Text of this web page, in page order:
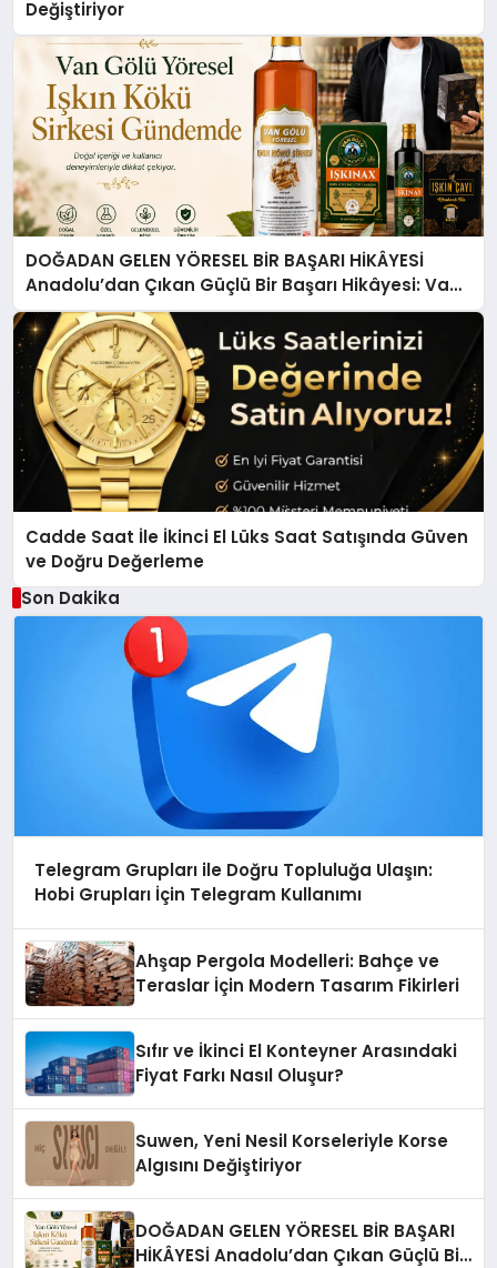
Değiştiriyor
DOĞADAN GELEN YÖRESEL BİR BAŞARI HİKÂYESİ
Anadolu’dan Çıkan Güçlü Bir Başarı Hikâyesi: Van
Gölü Yöresel Işkın Kökü Sirkesi
Cadde Saat İle İkinci El Lüks Saat Satışında Güven
ve Doğru Değerleme
Son Dakika
Telegram Grupları ile Doğru Topluluğa Ulaşın:
Hobi Grupları İçin Telegram Kullanımı
Ahşap Pergola Modelleri: Bahçe ve
Teraslar İçin Modern Tasarım Fikirleri
Sıfır ve İkinci El Konteyner Arasındaki
Fiyat Farkı Nasıl Oluşur?
Suwen, Yeni Nesil Korseleriyle Korse
Algısını Değiştiriyor
DOĞADAN GELEN YÖRESEL BİR BAŞARI
HİKÂYESİ Anadolu’dan Çıkan Güçlü Bir